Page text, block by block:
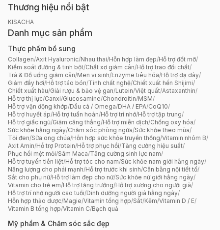
Thương hiệu nổi bật
KISACHA
Danh mục sản phẩm
Thực phẩm bổ sung
Collagen/Axit Hyaluronic/Nhau thai/Hỗn hợp làm đẹp/Hỗ trợ đốt mỡ/
Kiểm soát đường & tinh bột/Chất xơ giảm cân/Hỗ trợ trao đổi chất/
Trà & Đồ uống giảm cân/Men vi sinh/Enzyme tiêu hóa/Hỗ trợ dạ dày/
Giảm đầy hơi/Hỗ trợ táo bón/Tinh chất nghệ/Chiết xuất hến Shijimi/
Chiết xuất hàu/Giải rượu & bảo vệ gan/Lutein/Việt quất/Astaxanthin/
Hỗ trợ thị lực/Canxi/Glucosamine/Chondroitin/MSM/
Hỗ trợ vận động khớp/Dầu cá / Omega/DHA / EPA/CoQ10/
Hỗ trợ huyết áp/Hỗ trợ tuần hoàn/Hỗ trợ trí nhớ/Hỗ trợ tập trung/
Hỗ trợ giấc ngủ/Giảm căng thẳng/Hỗ trợ miễn dịch/Chống oxy hóa/
Sức khỏe hằng ngày/Chăm sóc phòng ngừa/Sức khỏe theo mùa/
Tỏi đen/Sữa ong chúa/Hỗn hợp sức khỏe truyền thống/Vitamin nhóm B/
Axit Amin/Hỗ trợ Protein/Hỗ trợ phục hồi/Tăng cường hiệu suất/
Phục hồi mệt mỏi/Sâm Maca/Tăng cường sinh lực nam/
Hỗ trợ tuyến tiền liệt/Hỗ trợ tóc cho nam/Sức khỏe nam giới hằng ngày/
Năng lượng cho phái mạnh/Hỗ trợ trước khi sinh/Cân bằng nội tiết tố/
Sắt cho phụ nữ/Hỗ trợ làm đẹp cho nữ/Sức khỏe nữ giới hằng ngày/
Vitamin cho trẻ em/Hỗ trợ tăng trưởng/Hỗ trợ xương cho người già/
Hỗ trợ trí nhớ người cao tuổi/Dinh dưỡng người già hằng ngày/
Hỗn hợp thảo dược/Magie/Vitamin tổng hợp/Sắt/Kẽm/Vitamin D / E/
Vitamin B tổng hợp/Vitamin C/Bạch quả
Mỹ phẩm & Chăm sóc sắc đẹp